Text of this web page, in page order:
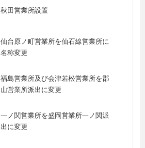
秋田営業所設置
仙台原ノ町営業所を仙石線営業所に
名称変更
福島営業所及び会津若松営業所を郡
山営業所派出に変更
一ノ関営業所を盛岡営業所一ノ関派
出に変更